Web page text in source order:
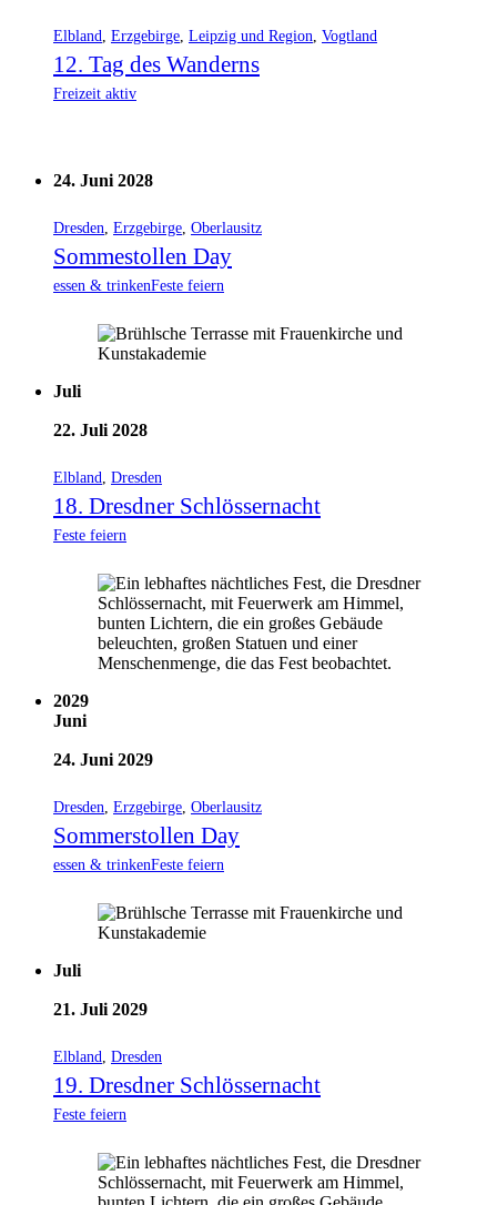
Elbland, Erzgebirge, Leipzig und Region, Vogtland
12. Tag des Wanderns
Freizeit aktiv
24. Juni 2028
Dresden, Erzgebirge, Oberlausitz
Sommestollen Day
essen & trinkenFeste feiern
Juli
22. Juli 2028
Elbland, Dresden
18. Dresdner Schlössernacht
Feste feiern
2029
Juni
24. Juni 2029
Dresden, Erzgebirge, Oberlausitz
Sommerstollen Day
essen & trinkenFeste feiern
Juli
21. Juli 2029
Elbland, Dresden
19. Dresdner Schlössernacht
Feste feiern